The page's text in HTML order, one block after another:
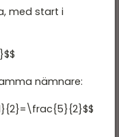
med start i
nämnare: